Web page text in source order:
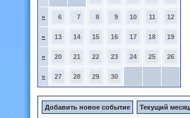
» 6 7 8 9 10 11 12
» 13 14 15 16 17 18 19
» 20 21 22 23 24 25 26
» 27 28 29 30
Добавить новое событие Текущий месяц